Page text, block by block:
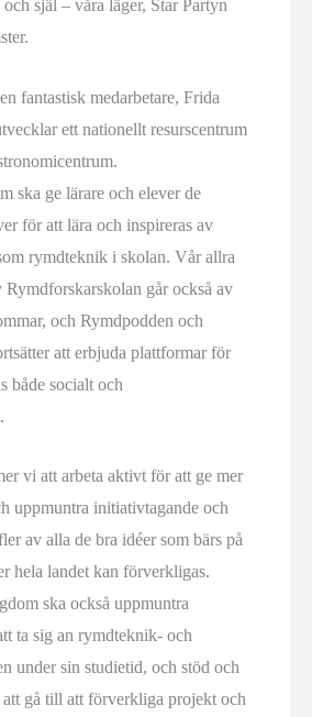
själ – våra läger, Star Partyn
fantastisk medarbetare, Frida
ett nationellt resurscentrum
ska ge lärare och elever de
för att lära och inspireras av
rymdteknik i skolan. Vår allra
Rymdforskarskolan går också av
och Rymdpodden och
att erbjuda plattformar för
både socialt och
vi att arbeta aktivt för att ge mer
uppmuntra initiativtagande och
av alla de bra idéer som bärs på
hela landet kan förverkligas.
ska också uppmuntra
ta sig an rymdteknik- och
under sin studietid, och stöd och
att gå till att förverkliga projekt och